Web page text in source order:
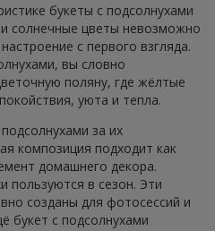
букеты с подсолнухами
солнечные цветы невозможно
с первого взгляда.
вы словно
поляну, где жёлтые
уюта и тепла.
за их
композиция подходит как
домашнего декора.
пользуются в сезон. Эти
созданы для фотосессий и
букет с подсолнухами